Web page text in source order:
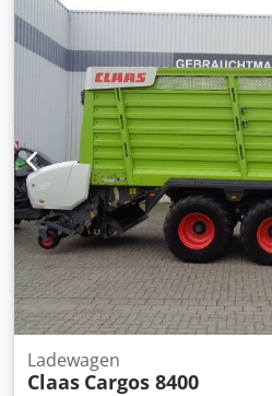
Ladewagen
Claas Cargos 8400